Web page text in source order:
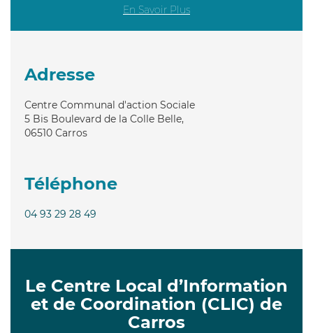
En Savoir Plus
Adresse
Centre Communal d'action Sociale
5 Bis Boulevard de la Colle Belle,
06510 Carros
Téléphone
04 93 29 28 49
Le Centre Local d’Information
et de Coordination (CLIC) de
Carros